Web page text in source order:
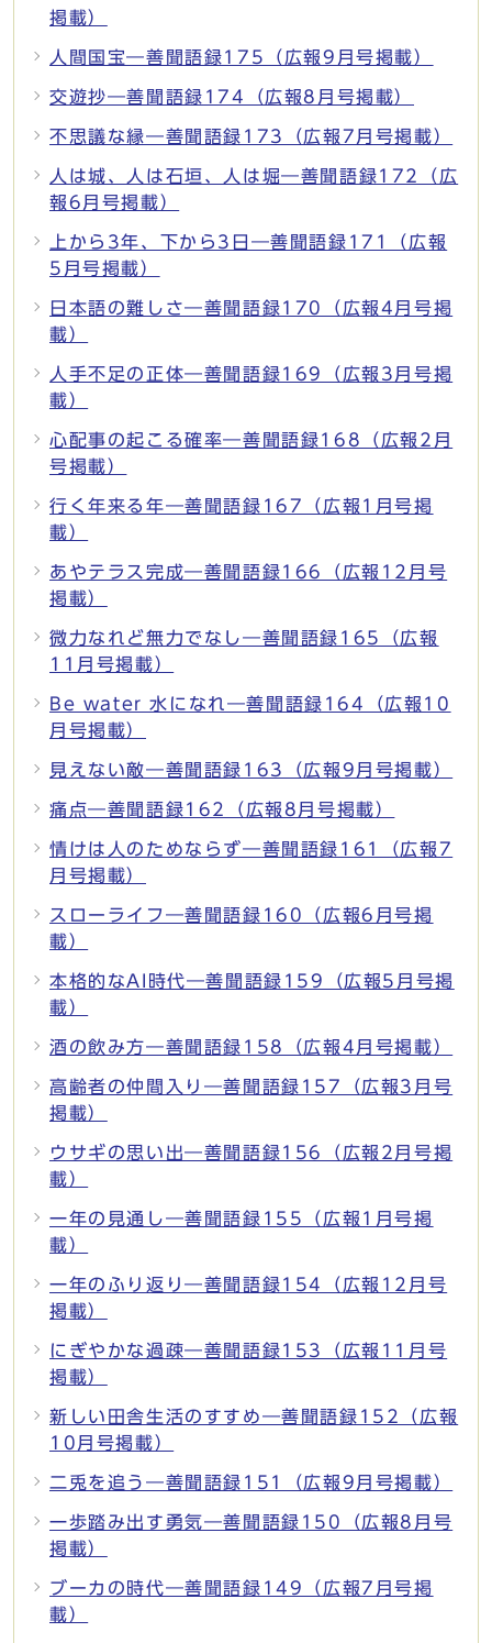
掲載）
人間国宝―善聞語録175（広報9月号掲載）
交遊抄―善聞語録174（広報8月号掲載）
不思議な縁―善聞語録173（広報7月号掲載）
人は城、人は石垣、人は堀―善聞語録172（広
報6月号掲載）
上から3年、下から3日―善聞語録171（広報
5月号掲載）
日本語の難しさ―善聞語録170（広報4月号掲
載）
人手不足の正体―善聞語録169（広報3月号掲
載）
心配事の起こる確率―善聞語録168（広報2月
号掲載）
行く年来る年―善聞語録167（広報1月号掲
載）
あやテラス完成―善聞語録166（広報12月号
掲載）
微力なれど無力でなし―善聞語録165（広報
11月号掲載）
Be water 水になれ―善聞語録164（広報10
月号掲載）
見えない敵―善聞語録163（広報9月号掲載）
痛点―善聞語録162（広報8月号掲載）
情けは人のためならず―善聞語録161（広報7
月号掲載）
スローライフ―善聞語録160（広報6月号掲
載）
本格的なAI時代―善聞語録159（広報5月号掲
載）
酒の飲み方―善聞語録158（広報4月号掲載）
高齢者の仲間入り―善聞語録157（広報3月号
掲載）
ウサギの思い出―善聞語録156（広報2月号掲
載）
一年の見通し―善聞語録155（広報1月号掲
載）
一年のふり返り―善聞語録154（広報12月号
掲載）
にぎやかな過疎―善聞語録153（広報11月号
掲載）
新しい田舎生活のすすめ―善聞語録152（広報
10月号掲載）
二兎を追う―善聞語録151（広報9月号掲載）
一歩踏み出す勇気―善聞語録150（広報8月号
掲載）
ブーカの時代―善聞語録149（広報7月号掲
載）